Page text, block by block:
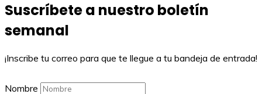
Suscríbete a nuestro boletín
semanal
¡Inscribe tu correo para que te llegue a tu bandeja de entrada!
Nombre